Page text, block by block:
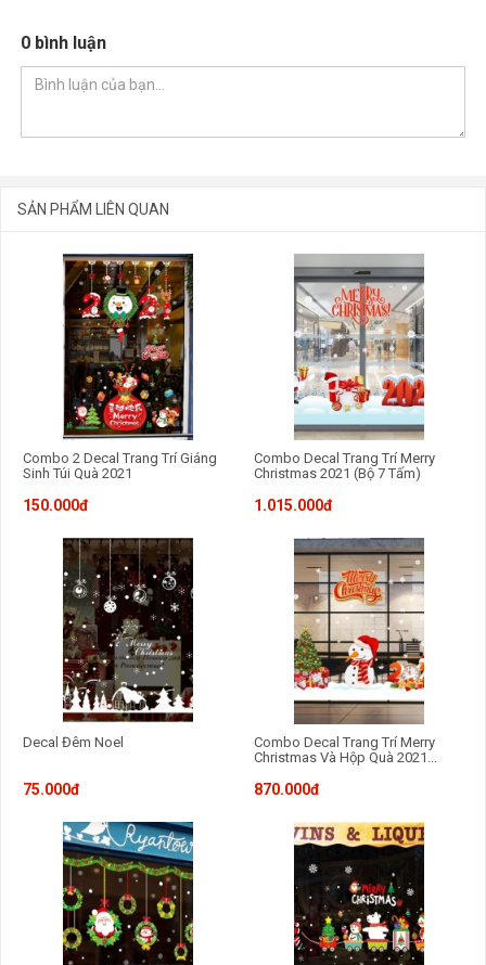
nhiều không gian khác nhau như nhà ở, nhà hàng, khách sạn,
quán cafe, trà sữa, văn phòng,... cho không khí Giáng sinh thêm
rực rỡ.
Thông tin sản phẩm:
Các chi tiết rời nhau, dễ dàng gỡ ra để dán lên bề mặt.
Có thể dán trên kính, màu sắc sáng, rõ ràng.
Hình ảnh mẫu tham khảo:
Kích thước đóng gói:
0 bình luận
GỬI BÌNH LUẬN
SẢN PHẨM LIÊN QUAN
Combo 2 Decal Trang Trí Giáng
Sinh Túi Quà 2021
150.000đ
Combo Decal Trang Trí Merry
Christmas 2021 (Bộ 7 Tấm)
1.015.000đ
Decal Đêm Noel
75.000đ
Combo Decal Trang Trí Merry
Christmas Và Hộp Quà 2021...
870.000đ